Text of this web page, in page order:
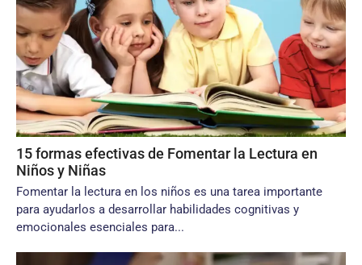
15 formas efectivas de Fomentar la Lectura en
Niños y Niñas
Fomentar la lectura en los niños es una tarea importante
para ayudarlos a desarrollar habilidades cognitivas y
emocionales esenciales para...